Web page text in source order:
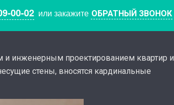
00-02или закажите ОБРАТНЫЙ ЗВОНОК
и инженерным проектированием квартир и
стены, вносятся кардинальные